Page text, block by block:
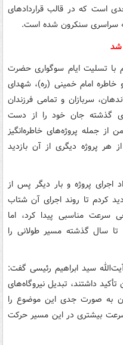
است که در قالب قراردادهای
سراسری سنکرون شده است.
شد
با تسلیت ایام سوگواری حضرت
خاطره امام خمینی (ره)، شهدای
سربازان و تمامی فرزندان
گذشته جان خود را از دست
از جمله پروژه‌های خاطره‌انگیز
پروژه دیگری از آن بازدید
اجرای پروژه و بار دیگر پس از
کردم تا روند اجرای آن شتاب
سرعت مناسبی پیدا کرد، اما
تکمیل آن زمان‌بر شد و از سال ۱۳۹۶ تا سال گذشته مسیر طولانی را
سید ابراهیم رئیسی گفت:
داشتند، تبدیل نیروگاه‌های
به صورت جدی این موضوع را
سرعت بیشتری در این مسیر حرکت